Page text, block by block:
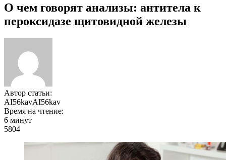
О чем говорят анализы: антитела к
пероксидазе щитовидной железы
Автор статьи:
AI56kavAI56kav
Время на чтение:
6 минут
5804